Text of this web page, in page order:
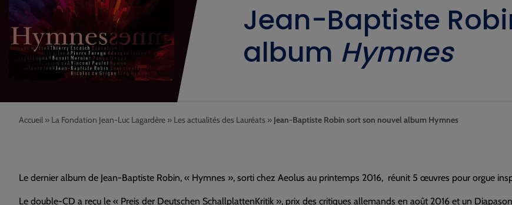
Jean-Baptiste
album Hymnes
Accueil » La Fondation Jean-Luc Lagardère » Les actualités des Lauréats » Jean-Baptiste Robin sort son nouvel album Hymnes
Le dernier album de Jean-Baptiste Robin, « Hymnes », sorti chez Aeolus au printemps 2016, réunit 5 œuvres pour orgue
Le double-CD a reçu le « Preis der Deutschen SchallplattenKritik », prix des critiques allemands en août 2016 et un